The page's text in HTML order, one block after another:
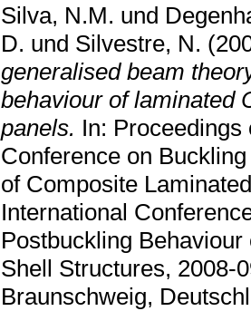
Silva, N.M. und
D. und Silvestre, N.
generalised beam
behaviour of laminated
panels. In: Proceedings
Conference on
of Composite
International
Postbuckling
Shell Structures, 2008-
Braunschweig,